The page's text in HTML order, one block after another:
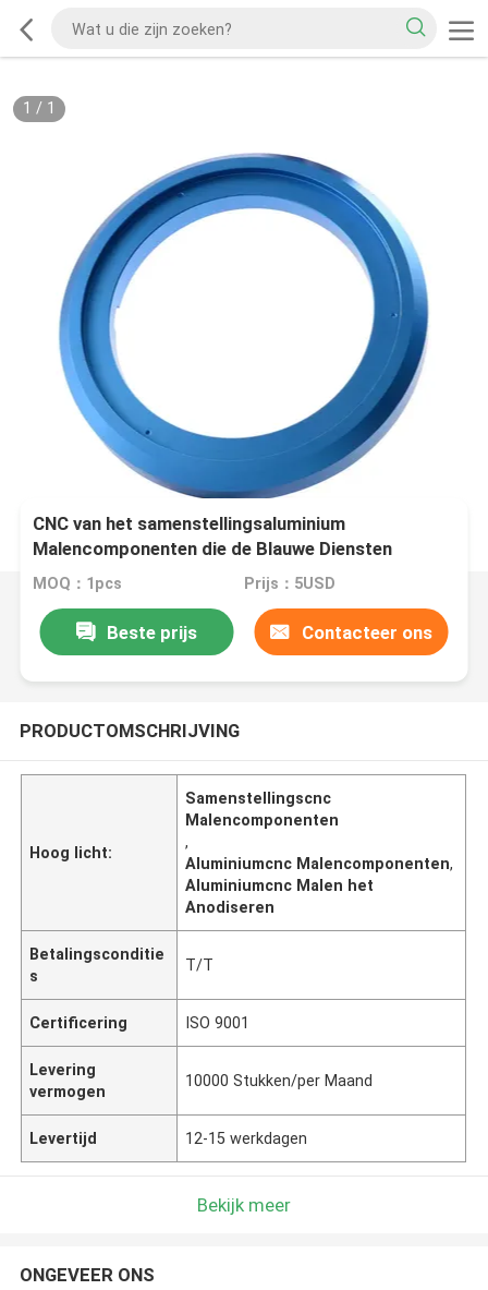
1 / 1
CNC van het samenstellingsaluminium
Malencomponenten die de Blauwe Diensten
anodiseren
MOQ：1pcs Prijs：5USD
Beste prijs Contacteer ons
PRODUCTOMSCHRIJVING
Hoog licht:
Samenstellingscnc
Malencomponenten
,
Aluminiumcnc Malencomponenten,
Aluminiumcnc Malen het
Anodiseren
Betalingsconditie
s
T/T
Certificering ISO 9001
Levering
vermogen
10000 Stukken/per Maand
Levertijd 12-15 werkdagen
Bekijk meer
ONGEVEER ONS